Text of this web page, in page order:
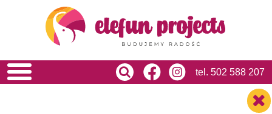
tel. 502 588 207
HOME
O NAS
USŁUGI
REALIZACJE